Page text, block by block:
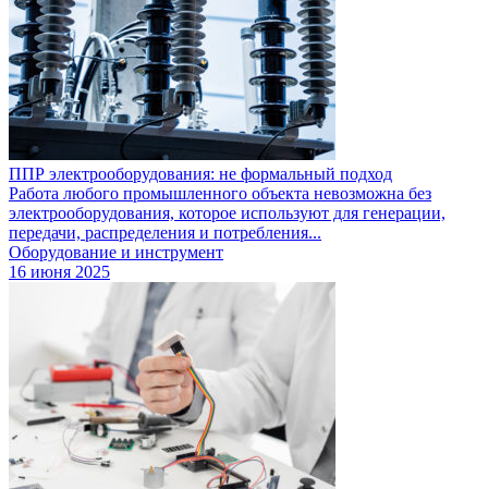
ППР электрооборудования: не формальный подход
Работа любого промышленного объекта невозможна без
электрооборудования, которое используют для генерации,
передачи, распределения и потребления...
Оборудование и инструмент
16 июня 2025